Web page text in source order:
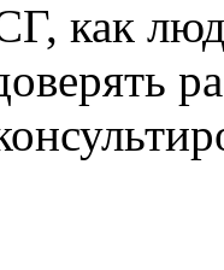
как